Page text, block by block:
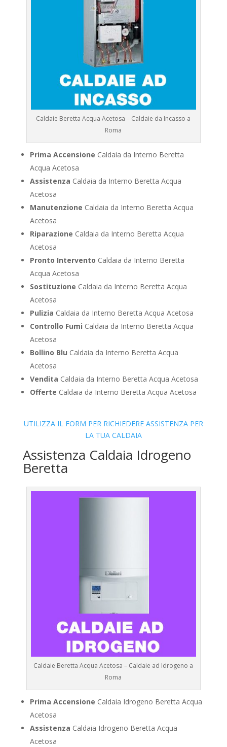
Caldaie Beretta Acqua Acetosa – Caldaie da Incasso a
Roma
Prima Accensione Caldaia da Interno Beretta
Acqua Acetosa
Assistenza Caldaia da Interno Beretta Acqua
Acetosa
Manutenzione Caldaia da Interno Beretta Acqua
Acetosa
Riparazione Caldaia da Interno Beretta Acqua
Acetosa
Pronto Intervento Caldaia da Interno Beretta
Acqua Acetosa
Sostituzione Caldaia da Interno Beretta Acqua
Acetosa
Pulizia Caldaia da Interno Beretta Acqua Acetosa
Controllo Fumi Caldaia da Interno Beretta Acqua
Acetosa
Bollino Blu Caldaia da Interno Beretta Acqua
Acetosa
Vendita Caldaia da Interno Beretta Acqua Acetosa
Offerte Caldaia da Interno Beretta Acqua Acetosa
UTILIZZA IL FORM PER RICHIEDERE ASSISTENZA PER
LA TUA CALDAIA
Assistenza Caldaia Idrogeno
Beretta
Caldaie Beretta Acqua Acetosa – Caldaie ad Idrogeno a
Roma
Prima Accensione Caldaia Idrogeno Beretta Acqua
Acetosa
Assistenza Caldaia Idrogeno Beretta Acqua
Acetosa